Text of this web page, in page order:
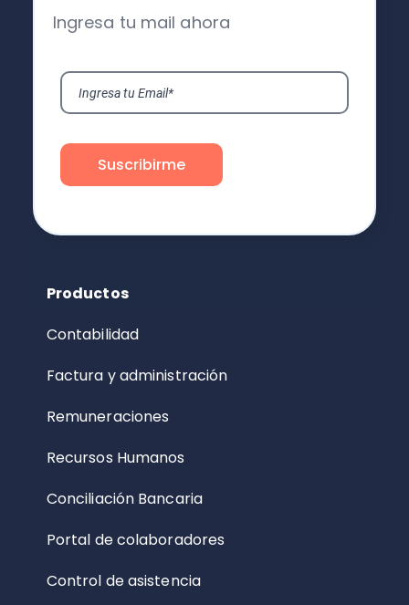
Ingresa tu mail ahora
Productos
Contabilidad
Factura y administración
Remuneraciones
Recursos Humanos
Conciliación Bancaria
Portal de colaboradores
Control de asistencia